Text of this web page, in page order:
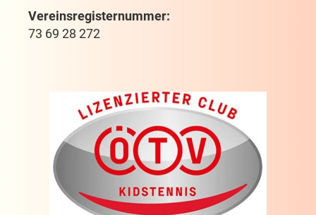
Vereinsregisternummer:
73 69 28 272